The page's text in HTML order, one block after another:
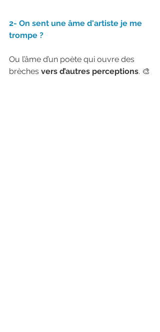
2- On sent une âme d'artiste je me
trompe ?
Ou l’âme d’un poète qui ouvre des
brèches vers d’autres perceptions. 🎨